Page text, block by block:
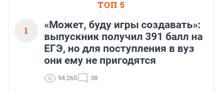
ТОП 5
1
«Может, буду игры создавать»:
выпускник получил 391 балл на
ЕГЭ, но для поступления в вуз
они ему не пригодятся
94 265 38